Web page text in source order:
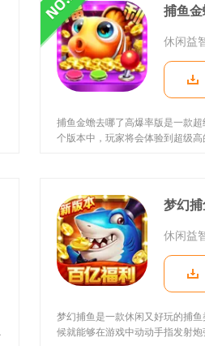
捕鱼
休闲益
捕鱼金蟾去哪了高爆率版是一款
个版本中，玩家将会体验到超级高
通捕捉过来。游戏不同模式配备
鱼传说、龙女夺宝、龙神传说等场
面与神秘BOSS相结合
梦幻
休闲益
梦幻捕鱼是一款休闲又好玩的捕
候就能够在游戏中动动手指发射炮